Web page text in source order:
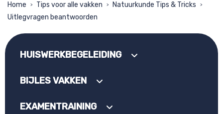
Home > Tips voor alle vakken > Natuurkunde Tips & Tricks >
Uitlegvragen beantwoorden
HUISWERKBEGELEIDING
BIJLES VAKKEN
EXAMENTRAINING